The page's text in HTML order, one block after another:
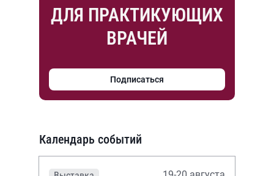
ДЛЯ ПРАКТИКУЮЩИХ
ВРАЧЕЙ
Подписаться
Календарь событий